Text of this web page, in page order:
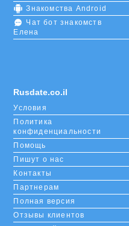
Rusdate.co.il
Условия
Политика
конфиденциальности
Помощь
Пишут о нас
Контакты
Партнерам
Полная версия
Отзывы клиентов
Знакомства Android
Чат бот знакомств
Елена